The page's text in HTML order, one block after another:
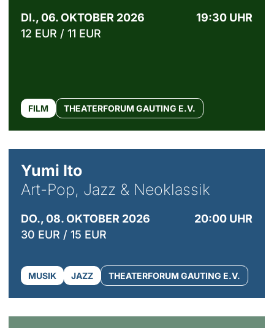
DI., 06. OKTOBER 2026
19:30 UHR
12 EUR / 11 EUR
FILM THEATERFORUM GAUTING E.V.
Yumi Ito
Art-Pop, Jazz & Neoklassik
DO., 08. OKTOBER 2026
20:00 UHR
30 EUR / 15 EUR
MUSIK JAZZ THEATERFORUM GAUTING E.V.